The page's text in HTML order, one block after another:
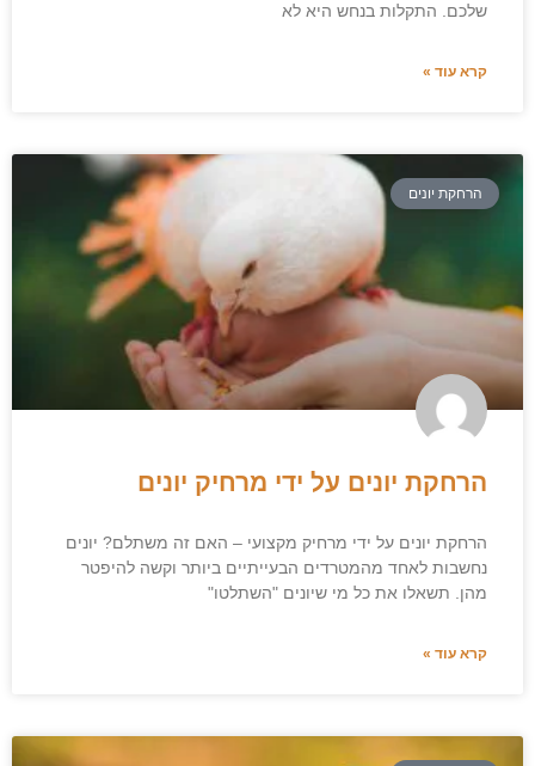
שלכם. התקלות בנחש היא לא
קרא עוד »
הרחקת יונים
הרחקת יונים על ידי מרחיק יונים
הרחקת יונים על ידי מרחיק מקצועי – האם זה משתלם? יונים
נחשבות לאחד מהמטרדים הבעייתיים ביותר וקשה להיפטר
מהן. תשאלו את כל מי שיונים "השתלטו"
קרא עוד »